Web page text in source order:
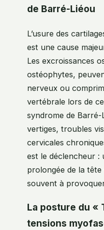
de Barré-Liéou
L’usure des
est une cause
Les excroissances
ostéophytes,
nerveux ou
vertébrale lors de
syndrome de Barré-
vertiges, troubles
cervicales
est le déclencheur :
prolongée de la tête
souvent à
La posture du «
tensions